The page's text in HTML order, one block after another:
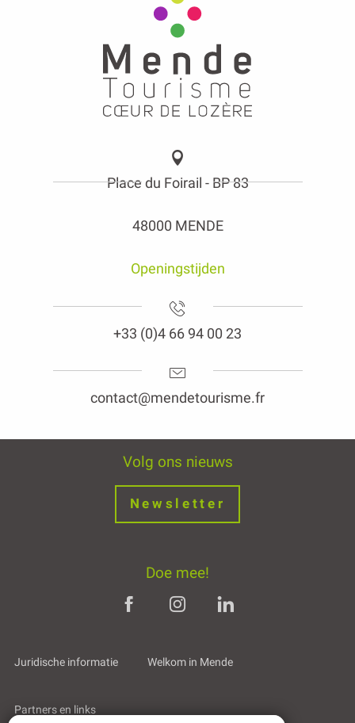
Place du Foirail - BP 83
48000 MENDE
Openingstijden
+33 (0)4 66 94 00 23
contact@mendetourisme.fr
Volg ons nieuws
Newsletter
Doe mee!
Juridische informatie Welkom in Mende
Partners en links